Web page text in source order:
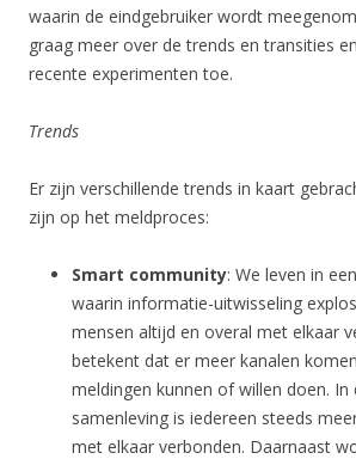
waarin de eindgebruiker wordt
graag meer over de trends en transities
recente experimenten toe.
Trends
Er zijn verschillende trends in kaart
zijn op het meldproces:
Smart community: We leven in een
waarin informatie-uitwisseling
mensen altijd en overal met elkaar
betekent dat er meer kanalen
meldingen kunnen of willen doen. In
samenleving is iedereen steeds
met elkaar verbonden. Daarnaast